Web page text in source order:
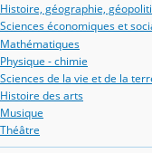
Histoire, géographie,
Sciences économiques et
Mathématiques
Physique - chimie
Sciences de la vie et de la
Histoire des arts
Musique
Théâtre